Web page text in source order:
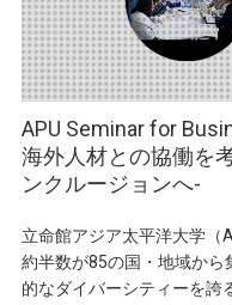
APU Seminar for
海外人材との協働を
ンクルージョンへ-
立命館アジア太平洋大学（
約半数が85の国・地域から
的なダイバーシティーを誇